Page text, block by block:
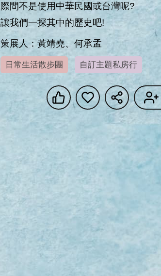
際間不是使用中華民國或台灣呢?
讓我們一探其中的歷史吧!
策展人：黃靖堯、何承孟
日常生活散步團 自訂主題私房行